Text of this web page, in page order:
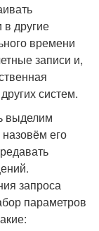
другие
времени
записи и,
систем.
выделим
его
запроса
параметров